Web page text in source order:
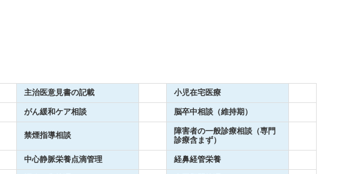
主治医意見書の記載 小児在宅医療
がん緩和ケア相談 脳卒中相談（維持期）
禁煙指導相談
障害者の一般診療相談（専門
診療含まず）
中心静脈栄養点滴管理 経鼻経管栄養